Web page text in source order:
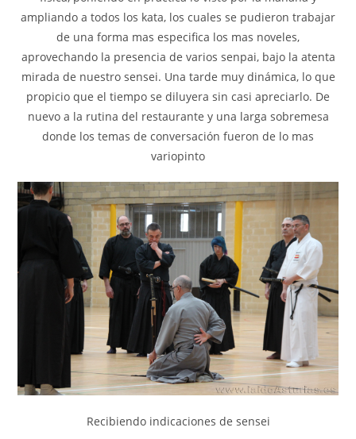
ampliando a todos los kata, los cuales se pudieron trabajar
de una forma mas especifica los mas noveles,
aprovechando la presencia de varios senpai, bajo la atenta
mirada de nuestro sensei. Una tarde muy dinámica, lo que
propicio que el tiempo se diluyera sin casi apreciarlo. De
nuevo a la rutina del restaurante y una larga sobremesa
donde los temas de conversación fueron de lo mas
variopinto
Recibiendo indicaciones de sensei